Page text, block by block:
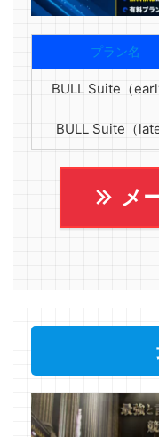
プラン名
BULL Suite（
BULL Suite（late
メ